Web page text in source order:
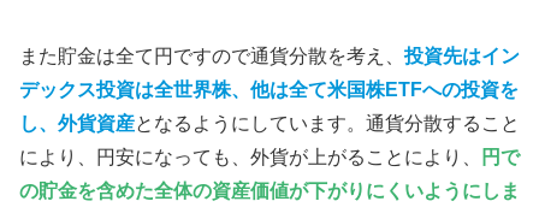
また貯金は全て円ですので通貨分散を考え、投資先はイン
デックス投資は全世界株、他は全て米国株ETFへの投資を
し、外貨資産となるようにしています。通貨分散すること
により、円安になっても、外貨が上がることにより、
円で
の貯金を含めた全体の資産価値が下がりにくいようにしま